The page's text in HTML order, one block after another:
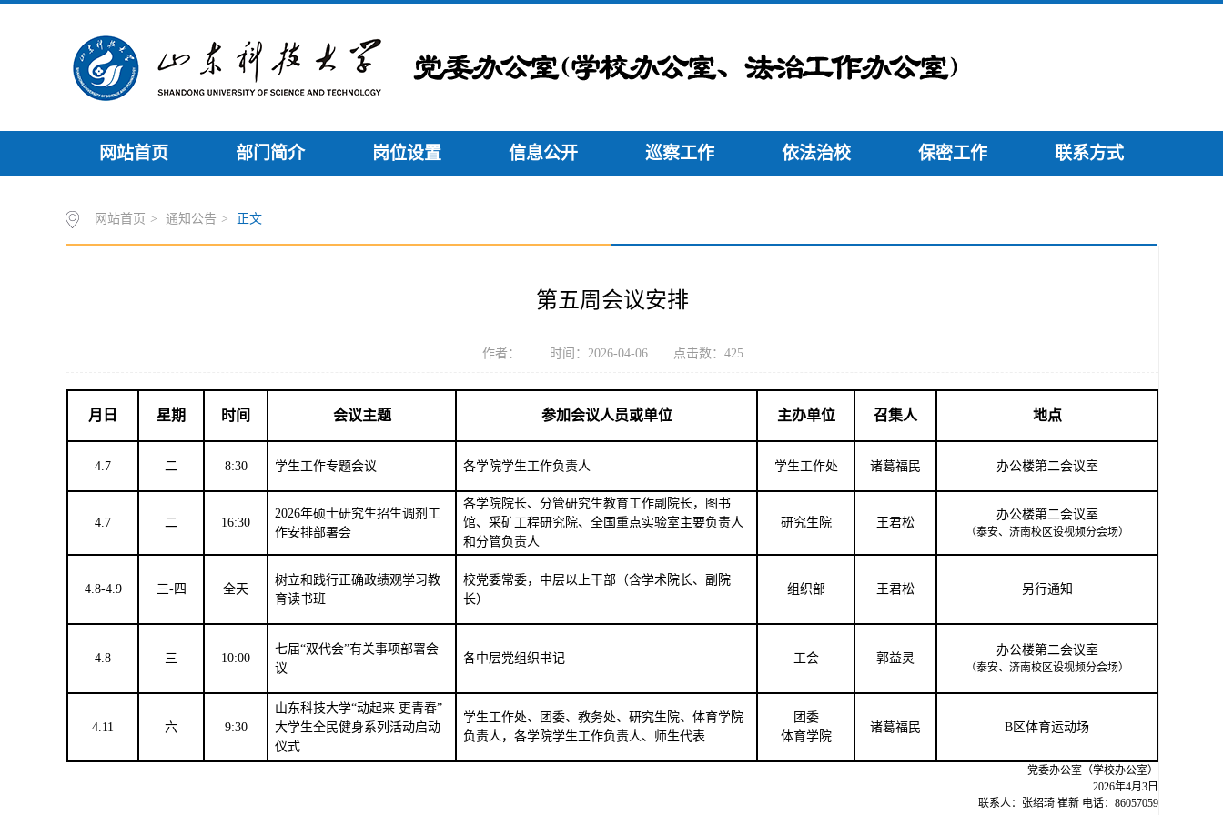
网站首页 部门简介 岗位设置 信息公开 巡察工作 依法治校 保密工作 联系方式
网站首页 > 通知公告 > 正文
第五周会议安排
作者： 时间：2026-04-06 点击数： 425
月日 星期 时间 会议主题 参加会议人员或单位 主办单位 召集人 地点
4.7 二 8:30 学生工作专题会议 各学院学生工作负责人 学生工作处 诸葛福民 办公楼第二会议室
4.7 二 16:30
2026年硕士研究生招生调剂工
作安排部署会
各学院院长、分管研究生教育工作副院长，图书
馆、采矿工程研究院、 全国 重点实验室主要负责人
和分管负责人
研究生院 王君松
办公楼第二会议室
（泰安、济南校区设视频分会场）
4.8-4.9 三-四 全天
树立和践行正确政绩观学习教
育读书班
校党委常委，中层以上干部（含学术院长、副院
长）
组织部 王君松 另行通知
4.8 三 10:00
七届“双代会”有关事项部署会
议
各中层党组织书记 工会 郭益灵
办公楼第二会议室
（泰安、济南校区设视频分会场）
4.11 六 9:30
山东科技大学“动起来 更青春”
大学生全民健身系列活动启动
仪式
学生工作处、团委、教务处、研究生 院、体育学院
负责人， 各学院学生工作负责人、 师生代表
团委
体育学院
诸葛福民 B区体育运动场
党委办公室（学校办公室）
2026年4月 3 日
联系人：张绍琦 崔新 电话：86057059